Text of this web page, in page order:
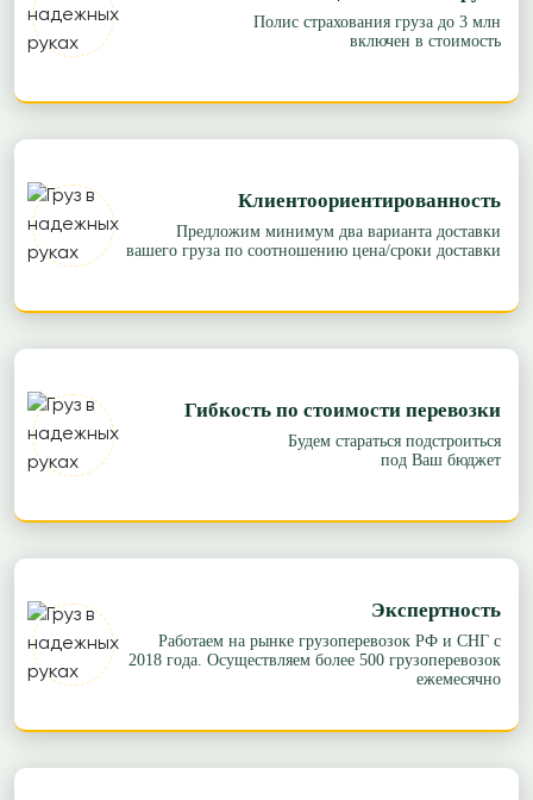
Полис страхования груза до 3 млн
включен в стоимость
Клиентоориентированность
Предложим минимум два варианта доставки
вашего груза по соотношению цена/сроки доставки
Гибкость по стоимости перевозки
Будем стараться подстроиться
под Ваш бюджет
Экспертность
Работаем на рынке грузоперевозок РФ и СНГ с
2018 года. Осуществляем более 500 грузоперевозок
ежемесячно